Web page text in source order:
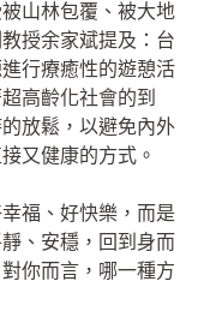
山林包覆、被大地
授余家斌提及：台
行療癒性的遊憩活
高齡化社會的到
放鬆，以避免內外
又健康的方式。
福、好快樂，而是
、安穩，回到身而
你而言，哪一種方